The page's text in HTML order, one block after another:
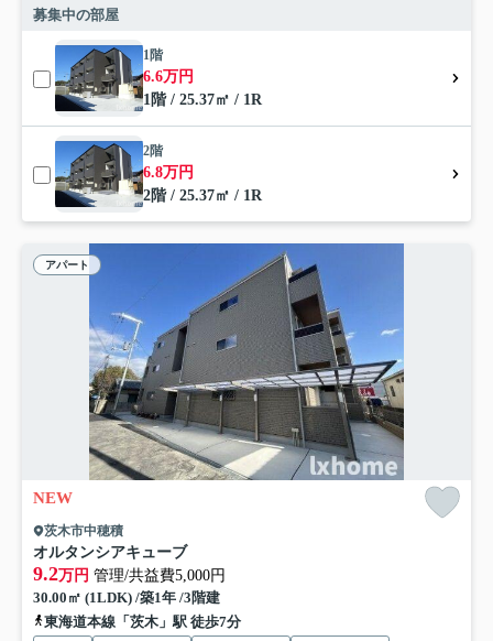
募集中の部屋
1階
6.6万円
1階 / 25.37㎡ / 1R
2階
6.8万円
2階 / 25.37㎡ / 1R
アパート
NEW
茨木市中穂積
オルタンシアキューブ
9.2万円 管理/共益費5,000円
30.00㎡ (1LDK) /築1年 /3階建
東海道本線「茨木」駅 徒歩7分